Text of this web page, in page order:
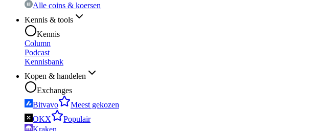
Alle coins & koersen
Kennis & tools
Kennis
Column
Podcast
Kennisbank
Kopen & handelen
Exchanges
Bitvavo
Meest gekozen
OKX
Populair
Kraken